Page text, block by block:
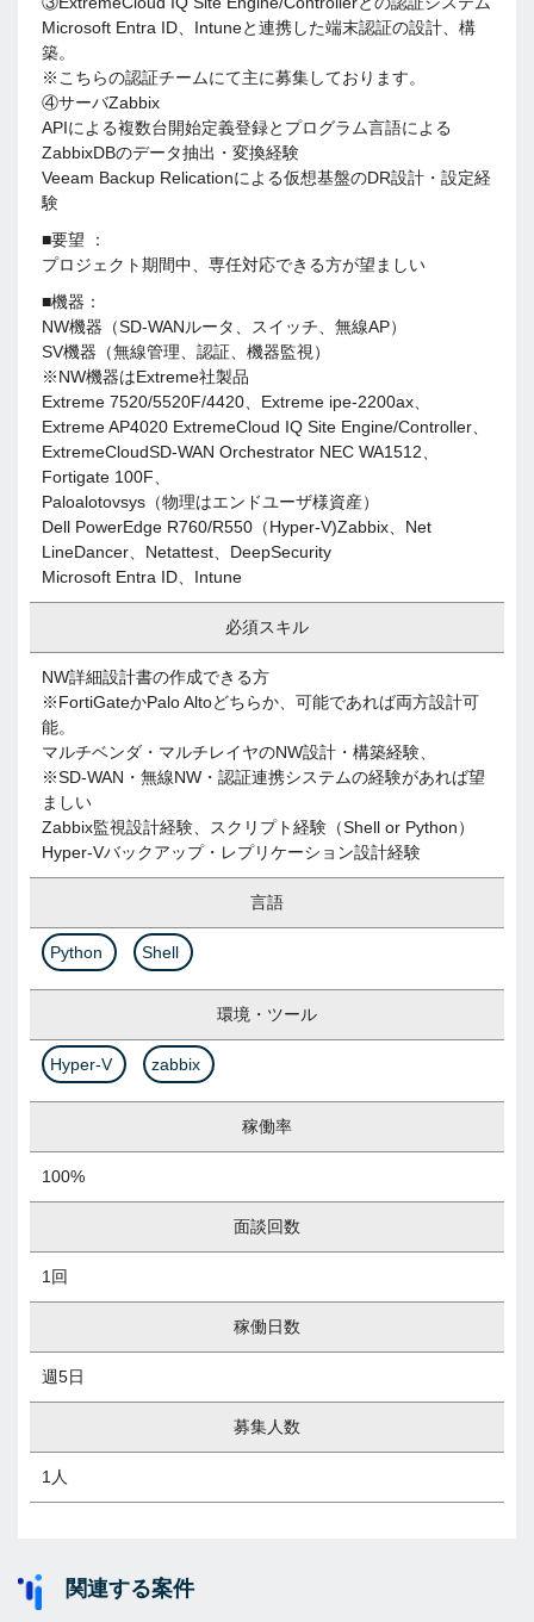
Microsoft Entra ID、Intuneと連携した端末認証の設計、構
築。
※こちらの認証チームにて主に募集しております。
④サーバZabbix
APIによる複数台開始定義登録とプログラム言語による
ZabbixDBのデータ抽出・変換経験
Veeam Backup Relicationによる仮想基盤のDR設計・設定経
験
■要望 ：
プロジェクト期間中、専任対応できる方が望ましい
■機器：
NW機器（SD-WANルータ、スイッチ、無線AP）
SV機器（無線管理、認証、機器監視）
※NW機器はExtreme社製品
Extreme 7520/5520F/4420、Extreme ipe-2200ax、
Extreme AP4020 ExtremeCloud IQ Site Engine/Controller、
ExtremeCloudSD-WAN Orchestrator NEC WA1512、
Fortigate 100F、
Paloalotovsys（物理はエンドユーザ様資産）
Dell PowerEdge R760/R550（Hyper-V)Zabbix、Net
LineDancer、Netattest、DeepSecurity
Microsoft Entra ID、Intune
必須スキル
NW詳細設計書の作成できる方
※FortiGateかPalo Altoどちらか、可能であれば両方設計可
能。
マルチベンダ・マルチレイヤのNW設計・構築経験、
※SD-WAN・無線NW・認証連携システムの経験があれば望
ましい
Zabbix監視設計経験、スクリプト経験（Shell or Python）
Hyper-Vバックアップ・レプリケーション設計経験
言語
Python Shell
環境・ツール
Hyper-V zabbix
稼働率
100%
面談回数
1回
稼働日数
週5日
募集人数
1人
関連する案件